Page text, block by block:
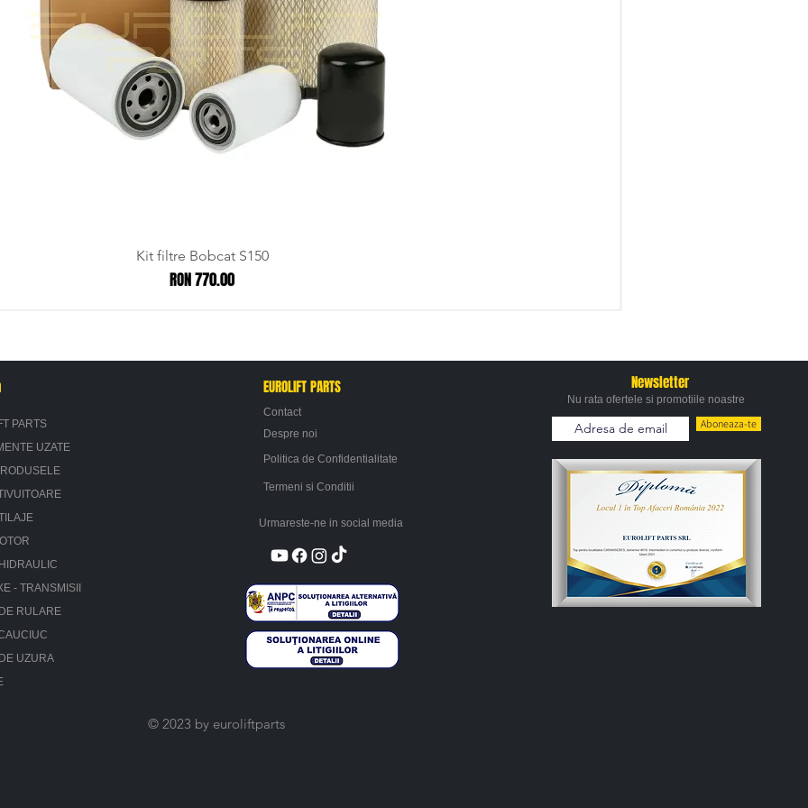
Kit filtre Bobcat S150
Price
RON 770.00
PARTS
UZATE
- TRANSMISII
RULARE
UZURA
EUROLIFT PARTS
Contact
Despre noi
Politica de Confidentialitate
Termeni si Conditii
Urmareste-ne in social media
Newsletter
Nu rata ofertele si promotiile noastre
Aboneaza-te
© 2023 by euroliftparts